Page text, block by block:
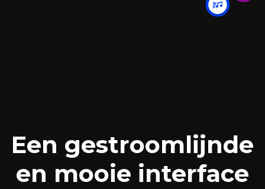
Een gestroomlijnde
en mooie interface